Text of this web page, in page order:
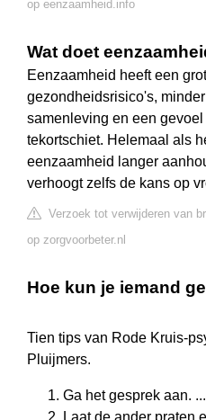
op eenzaamheid.info
Wat doet
Eenzaamheid heeft een
gezondheidsrisico's,
samenleving en een
tekortschiet. Helemaal als
eenzaamheid langer
verhoogt zelfs de kans op
Verzoek tot verwijderen van
op zorgvoorbeter.nl
Hoe kun je iemand
Tien tips van Rode Kruis-
Pluijmers.
Ga het gesprek aan. ...